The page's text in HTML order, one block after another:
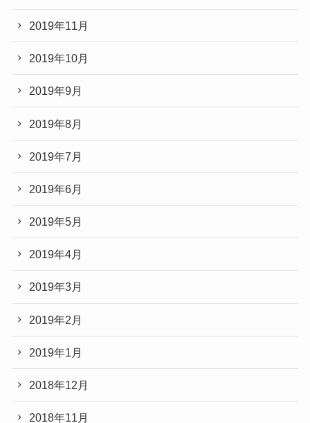
2019年11月
2019年10月
2019年9月
2019年8月
2019年7月
2019年6月
2019年5月
2019年4月
2019年3月
2019年2月
2019年1月
2018年12月
2018年11月